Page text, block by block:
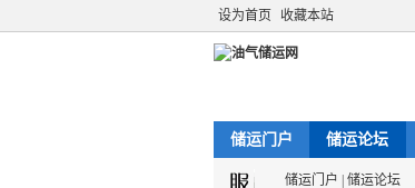
设为首页 收藏本站
储运门户 储运论坛
储运门户 储运论坛